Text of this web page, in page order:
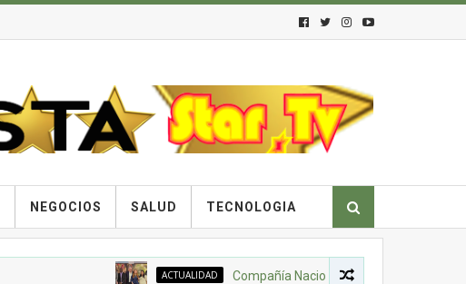
NEGOCIOS SALUD TECNOLOGIA
ACTUALIDAD Compañía Nacional de Chocolates, Gobierno